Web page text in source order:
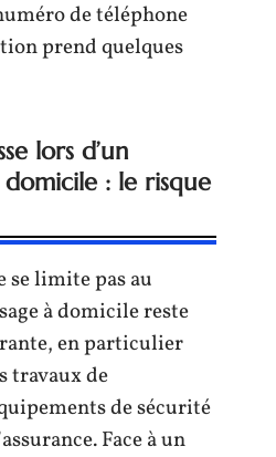
de téléphone
prend quelques
lors d’un
: le risque
se limite pas au
à domicile reste
en particulier
travaux de
de sécurité
Face à un